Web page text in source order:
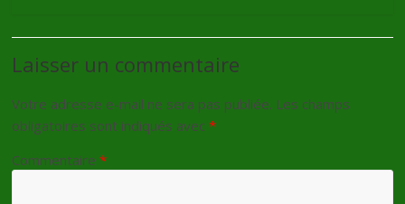
Laisser un commentaire
Votre adresse e-mail ne sera pas publiée. Les champs
obligatoires sont indiqués avec*
Commentaire*